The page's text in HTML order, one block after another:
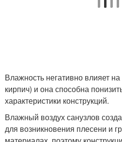
Влажность негативно влияет
кирпич) и она способна
характеристики конструкций.
Влажный воздух санузлов
для возникновения плесени и